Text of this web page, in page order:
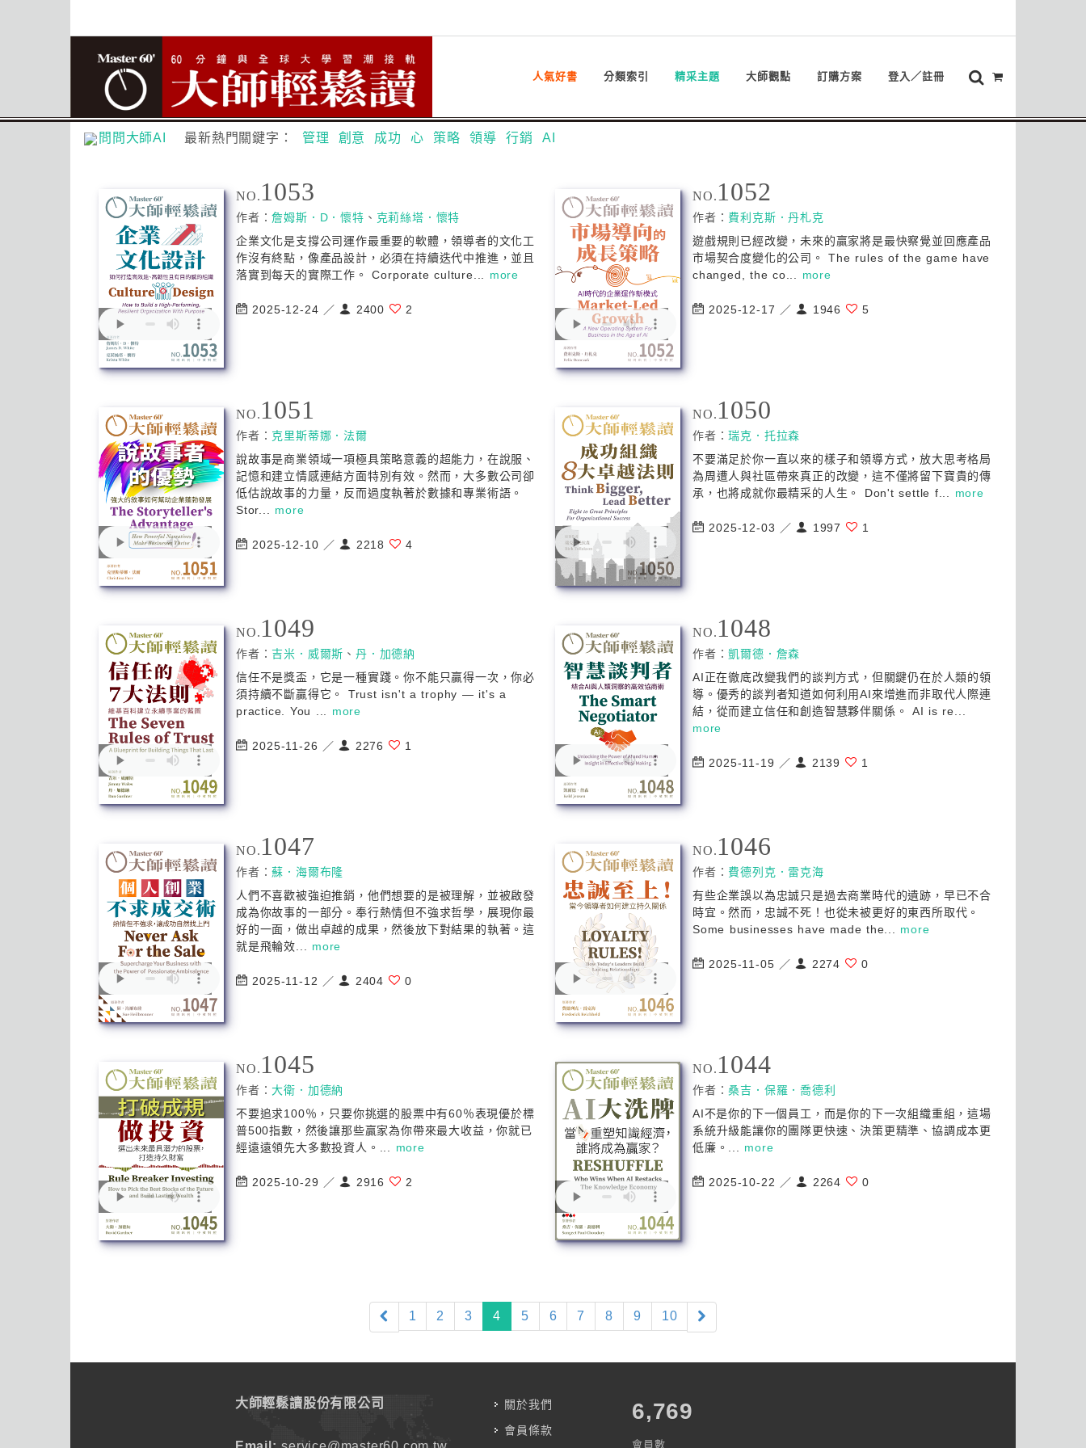
人氣好書 分類索引 精采主題 大師觀點 訂購方案 登入／註冊
問問大師AI 最新熱門關鍵字： 管理 創意 成功 心 策略 領導 行銷 AI
NO. 1053
作者：詹姆斯．D．懷特 、 克莉絲塔．懷特
企業文化是支撐公司運作最重要的軟體，領導者的文化工
作沒有終點，像產品設計，必須在持續迭代中推進，並且
落實到每天的實際工作。 Corporate culture... more
2025-12-24 ／ 2400 2
NO. 1052
作者： 費利克斯．丹札克
遊戲規則已經改變，未來的贏家將是最快察覺並回應產品
市場契合度變化的公司。 The rules of the game have
changed, the co... more
2025-12-17 ／ 1946 5
NO. 1051
作者： 克里斯蒂娜．法爾
說故事是商業領域一項極具策略意義的超能力，在說服、
記憶和建立情感連結方面特別有效。然而，大多數公司卻
低估說故事的力量，反而過度執著於數據和專業術語。
Stor... more
2025-12-10 ／ 2218 4
NO. 1050
作者：瑞克．托拉森
不要滿足於你一直以來的樣子和領導方式，放大思考格局
為周遭人與社區帶來真正的改變，這不僅將留下寶貴的傳
承，也將成就你最精采的人生。 Don't settle f... more
2025-12-03 ／ 1997 1
NO. 1049
作者：吉米．威爾斯 、丹．加德納
信任不是獎盃，它是一種實踐。你不能只贏得一次，你必
須持續不斷贏得它。 Trust isn't a trophy — it's a
practice. You ... more
2025-11-26 ／ 2276 1
NO. 1048
作者：凱爾德．詹森
AI正在徹底改變我們的談判方式，但關鍵仍在於人類的領
導。優秀的談判者知道如何利用AI來增進而非取代人際連
結，從而建立信任和創造智慧夥伴關係。 AI is re...
more
2025-11-19 ／ 2139 1
NO. 1047
作者：蘇．海爾布隆
人們不喜歡被強迫推銷，他們想要的是被理解，並被啟發
成為你故事的一部分。奉行熱情但不強求哲學，展現你最
好的一面，做出卓越的成果，然後放下對結果的執著。這
就是飛輪效... more
2025-11-12 ／ 2404 0
NO. 1046
作者： 費德列克．雷克海
有些企業誤以為忠誠只是過去商業時代的遺跡，早已不合
時宜。然而，忠誠不死！也從未被更好的東西所取代。
Some businesses have made the... more
2025-11-05 ／ 2274 0
NO. 1045
作者：大衛．加德納
不要追求100％，只要你挑選的股票中有60％表現優於標
普500指數，然後讓那些贏家為你帶來最大收益，你就已
經遠遠領先大多數投資人。... more
2025-10-29 ／ 2916 2
NO. 1044
作者：桑吉．保羅．喬德利
AI不是你的下一個員工，而是你的下一次組織重組，這場
系統升級能讓你的團隊更快速、決策更精準、協調成本更
低廉。... more
2025-10-22 ／ 2264 0
1 2 3 4(current)
5 6 7 8 9 10
大師輕鬆讀股份有限公司
關於我們
會員條款
7,787
會員數